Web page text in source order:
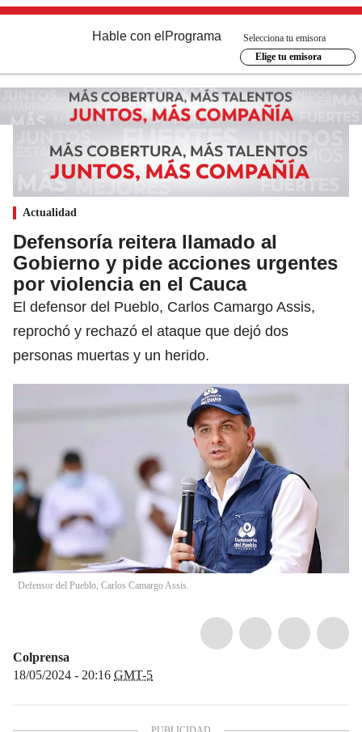
Hable con el Programa
Selecciona tu emisora
Elige tu emisora
Actualidad
Defensoría reitera llamado al
Gobierno y pide acciones urgentes
por violencia en el Cauca
El defensor del Pueblo, Carlos Camargo Assis,
reprochó y rechazó el ataque que dejó dos
personas muertas y un herido.
Defensor del Pueblo, Carlos Camargo Assis.
Colprensa
18/05/2024 - 20:16 GMT-5